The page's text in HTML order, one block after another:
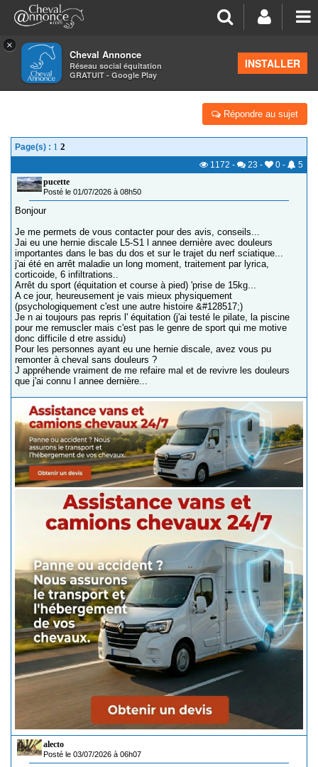
×
Cheval Annonce
Réseau social équitation
GRATUIT - Google Play
INSTALLER
>Discussions générales
HERNIE DISCALE ET ÉQUITATION
Répondre au sujet
Page(s) : 1 2
1172 - 23 - 0 -
5
pucette
Posté le 01/07/2026 à 08h50
Bonjour
Je me permets de vous contacter pour des avis, conseils...
Jai eu une hernie discale L5-S1 l annee dernière avec douleurs
importantes dans le bas du dos et sur le trajet du nerf sciatique...
j'ai été en arrêt maladie un long moment, traitement par lyrica,
corticoide, 6 infiltrations..
Arrêt du sport (équitation et course à pied) 'prise de 15kg...
A ce jour, heureusement je vais mieux physiquement
(psychologiquement c'est une autre histoire &#128517;)
Je n ai toujours pas repris l' équitation (j'ai testé le pilate, la piscine
pour me remuscler mais c'est pas le genre de sport qui me motive
donc difficile d etre assidu)
Pour les personnes ayant eu une hernie discale, avez vous pu
remonter à cheval sans douleurs ?
J appréhende vraiment de me refaire mal et de revivre les douleurs
que j'ai connu l annee dernière...
alecto
Posté le 03/07/2026 à 06h07